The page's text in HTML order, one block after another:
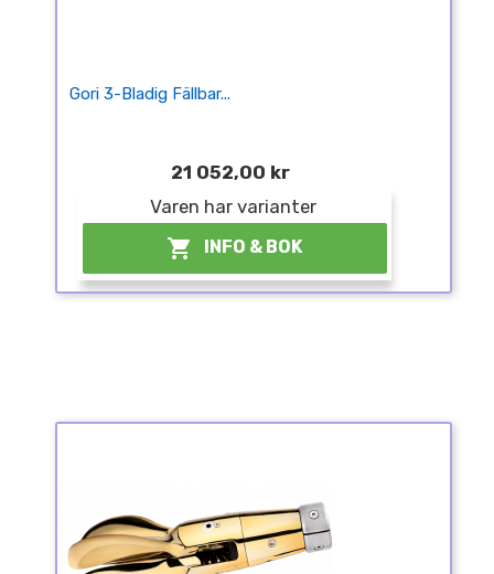
Gori 3-Bladig Fällbar...
21 052,00 kr
Varen har varianter
 INFO & BOK